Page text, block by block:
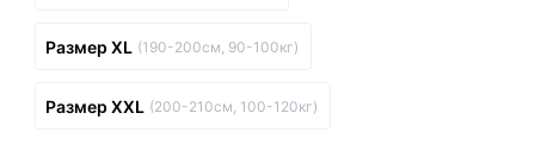
Размер XL (190-200см, 90-100кг)
Размер XXL (200-210см, 100-120кг)